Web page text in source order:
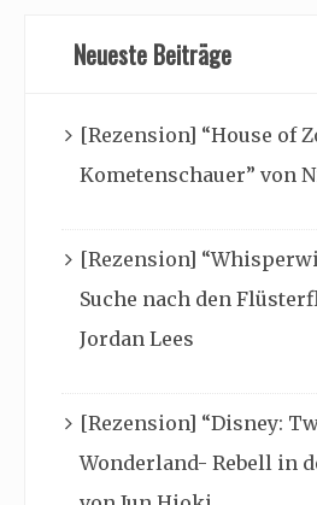
Neueste Beiträge
[Rezension] “House of
Kometenschauer” von
[Rezension]
Suche nach den
Jordan Lees
[Rezension] “Disney:
Wonderland- Rebell in